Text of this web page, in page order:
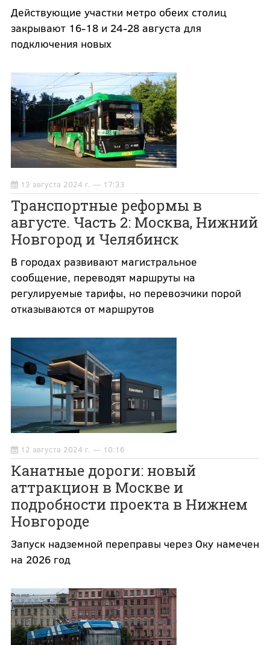
Действующие участки метро обеих столиц
закрывают 16-18 и 24-28 августа для
подключения новых
13 августа 2024 г. — 17:33
Транспортные реформы в
августе. Часть 2: Москва, Нижний
Новгород и Челябинск
В городах развивают магистральное
сообщение, переводят маршруты на
регулируемые тарифы, но перевозчики порой
отказываются от маршрутов
12 августа 2024 г. — 10:16
Канатные дороги: новый
аттракцион в Москве и
подробности проекта в Нижнем
Новгороде
Запуск надземной переправы через Оку намечен
на 2026 год